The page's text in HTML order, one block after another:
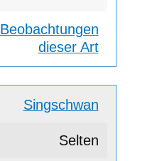
Beobachtungen
dieser Art
Singschwan
Selten